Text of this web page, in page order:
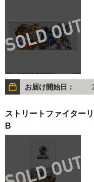
お届け開始日：
ストリートファイター
B